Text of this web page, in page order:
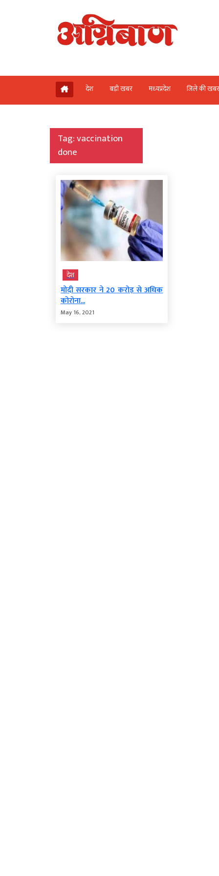
देश बड़ी खबर मध्‍यप्रदेश जिले की
Tag:vaccination
done
देश
मोदी सरकार ने 20 करोड़ से अधिक
कोरोना...
May 16, 2021